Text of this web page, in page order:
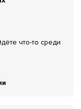
что-то среди